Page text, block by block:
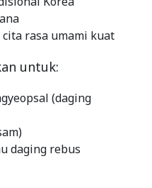
rasa umami kuat
untuk:
(daging
daging rebus